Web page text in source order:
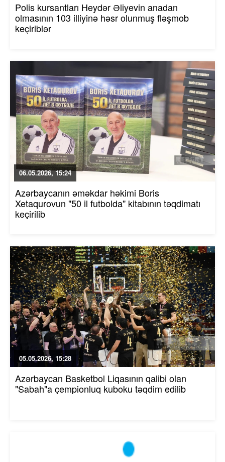
Polis kursantları Heydər Əliyevin anadan
olmasının 103 illiyinə həsr olunmuş fləşmob
keçiriblər
06.05.2026, 15:24
Azərbaycanın əməkdar həkimi Boris
Xetaqurovun "50 il futbolda" kitabının təqdimatı
keçirilib
05.05.2026, 15:28
Azərbaycan Basketbol Liqasının qalibi olan
"Sabah"a çempionluq kuboku təqdim edilib